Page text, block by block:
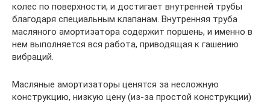
колес по поверхности, и достигает внутренней трубы
благодаря специальным клапанам. Внутренняя труба
масляного амортизатора содержит поршень, и именно в
нем выполняется вся работа, приводящая к гашению
вибраций.
Масляные амортизаторы ценятся за несложную
конструкцию, низкую цену (из-за простой конструкции)